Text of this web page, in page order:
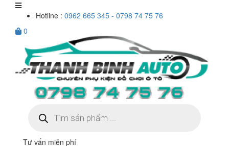
Hotline : 0962 665 345 - 0798 74 75 76
0
kiếm
sản
Tư vấn miễn phí